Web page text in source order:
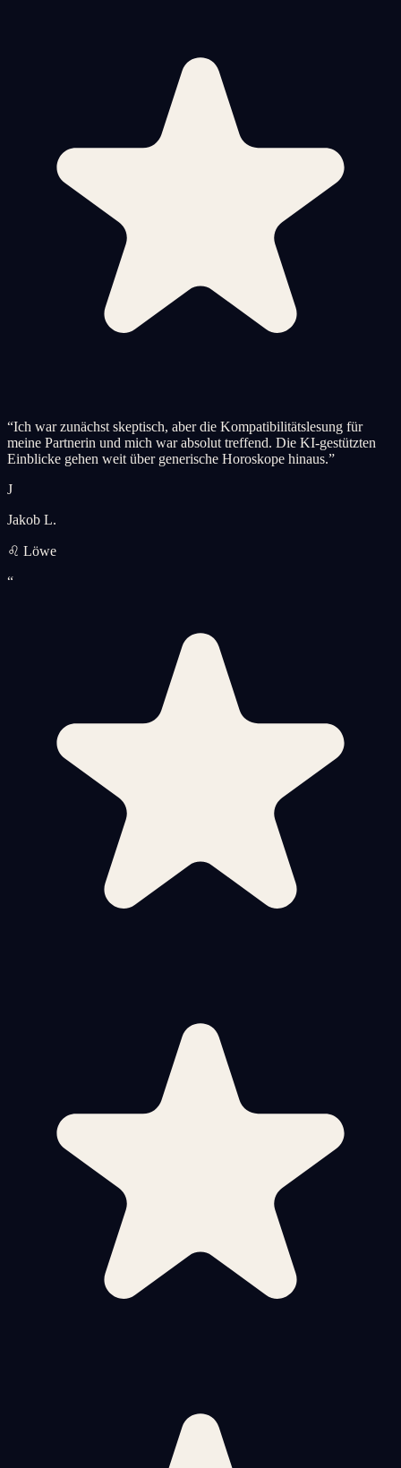
“Ich war zunächst skeptisch, aber die Kompatibilitätslesung für
meine Partnerin und mich war absolut treffend. Die KI-gestützten
Einblicke gehen weit über generische Horoskope hinaus.”
J
Jakob L.
♌ Löwe
“